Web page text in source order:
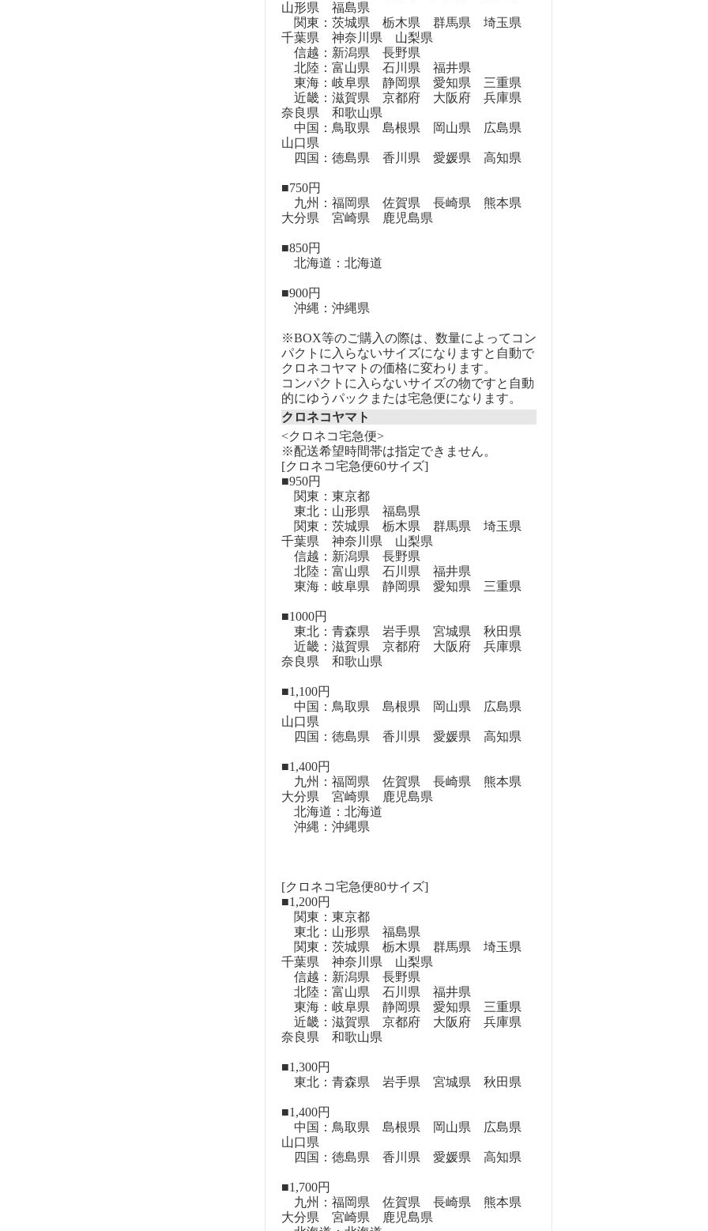
山形県 福島県
関東：茨城県 栃木県 群馬県 埼玉県
千葉県 神奈川県 山梨県
信越：新潟県 長野県
北陸：富山県 石川県 福井県
東海：岐阜県 静岡県 愛知県 三重県
近畿：滋賀県 京都府 大阪府 兵庫県
奈良県 和歌山県
中国：鳥取県 島根県 岡山県 広島県
山口県
四国：徳島県 香川県 愛媛県 高知県
■750円
九州：福岡県 佐賀県 長崎県 熊本県
大分県 宮崎県 鹿児島県
■850円
北海道：北海道
■900円
沖縄：沖縄県
※BOX等のご購入の際は、数量によってコン
パクトに入らないサイズになりますと自動で
クロネコヤマトの価格に変わります。
コンパクトに入らないサイズの物ですと自動
的にゆうパックまたは宅急便になります。
クロネコヤマト
<クロネコ宅急便>
※配送希望時間帯は指定できません。
[クロネコ宅急便60サイズ]
■950円
関東：東京都
東北：山形県 福島県
関東：茨城県 栃木県 群馬県 埼玉県
千葉県 神奈川県 山梨県
信越：新潟県 長野県
北陸：富山県 石川県 福井県
東海：岐阜県 静岡県 愛知県 三重県
■1000円
東北：青森県 岩手県 宮城県 秋田県
近畿：滋賀県 京都府 大阪府 兵庫県
奈良県 和歌山県
■1,100円
中国：鳥取県 島根県 岡山県 広島県
山口県
四国：徳島県 香川県 愛媛県 高知県
■1,400円
九州：福岡県 佐賀県 長崎県 熊本県
大分県 宮崎県 鹿児島県
北海道：北海道
沖縄：沖縄県
[クロネコ宅急便80サイズ]
■1,200円
関東：東京都
東北：山形県 福島県
関東：茨城県 栃木県 群馬県 埼玉県
千葉県 神奈川県 山梨県
信越：新潟県 長野県
北陸：富山県 石川県 福井県
東海：岐阜県 静岡県 愛知県 三重県
近畿：滋賀県 京都府 大阪府 兵庫県
奈良県 和歌山県
■1,300円
東北：青森県 岩手県 宮城県 秋田県
■1,400円
中国：鳥取県 島根県 岡山県 広島県
山口県
四国：徳島県 香川県 愛媛県 高知県
■1,700円
九州：福岡県 佐賀県 長崎県 熊本県
大分県 宮崎県 鹿児島県